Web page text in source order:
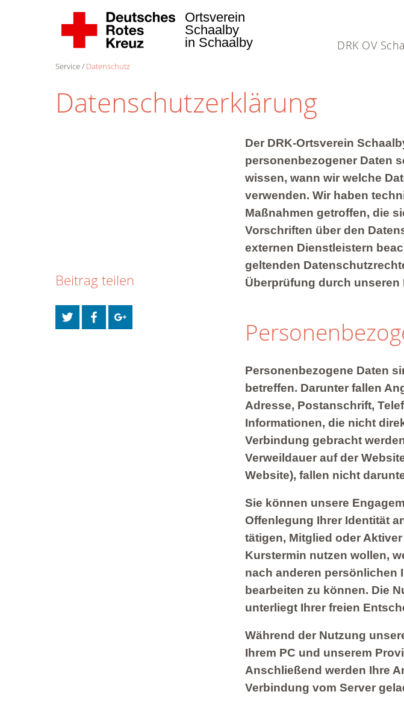
DRK OV
Ortsverein
Schaalby
in Schaalby
Service Datenschutz
Datenschutzerklärung
Der DRK-Ortsverein
personenbezogener Daten
wissen, wann wir welche
verwenden. Wir haben
Maßnahmen getroffen, die
Vorschriften über den
externen Dienstleistern
geltenden
Überprüfung durch
Personenbezogene Daten
betreffen. Darunter fallen
Adresse, Postanschrift,
Informationen, die nicht
Verbindung gebracht
Verweildauer auf der
Website), fallen nicht
Sie können unsere
Offenlegung Ihrer Identität
tätigen, Mitglied oder
Kurstermin nutzen wollen,
nach anderen persönlichen
bearbeiten zu können. Die
unterliegt Ihrer freien
Während der Nutzung
Ihrem PC und unserem
Anschließend werden Ihre
Verbindung vom Server
Beitrag teilen